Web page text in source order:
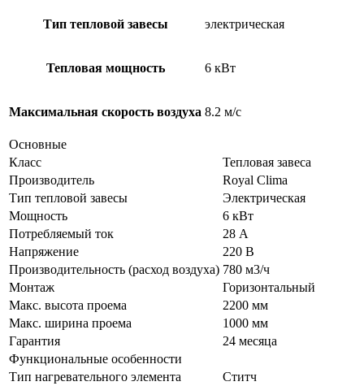
Тип тепловой завесы электрическая
Тепловая мощность 6 кВт
Максимальная скорость воздуха 8.2 м/с
Основные
Класс
Тепловая завеса
Производитель
Royal Clima
Тип тепловой завесы
Электрическая
Мощность
6 кВт
Потребляемый ток
28 А
Напряжение
220 В
Производительность (расход воздуха) 780 м3/ч
Монтаж
Горизонтальный
Макс. высота проема
2200 мм
Макс. ширина проема
1000 мм
Гарантия
24 месяца
Функциональные особенности
Тип нагревательного элемента
Ститч